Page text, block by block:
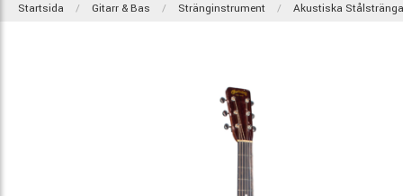
Startsida Gitarr & Bas Stränginstrument Akustiska